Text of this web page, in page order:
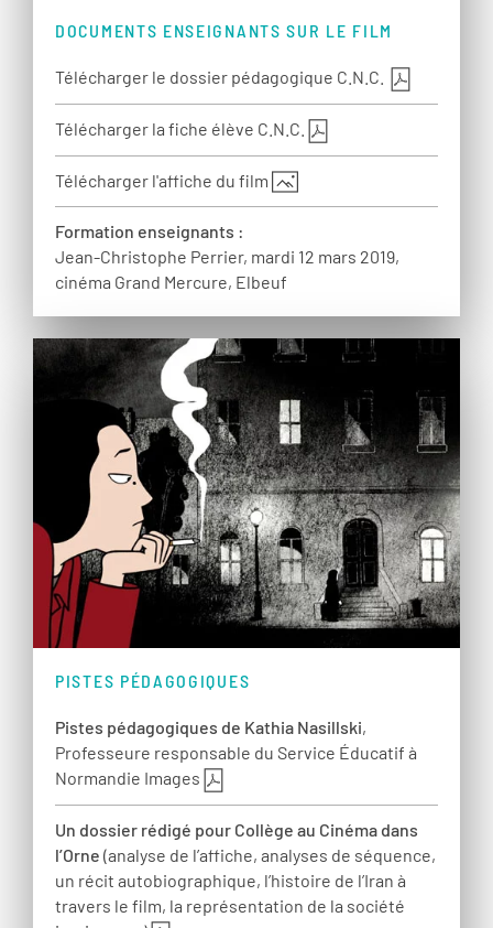
DOCUMENTS ENSEIGNANTS SUR LE FILM
Télécharger le dossier pédagogique C.N.C.
Télécharger la fiche élève C.N.C.
Télécharger l'affiche du film
Formation enseignants :
Jean-Christophe Perrier, mardi 12 mars 2019,
cinéma Grand Mercure, Elbeuf
PISTES PÉDAGOGIQUES
Pistes pédagogiques de Kathia Nasillski,
Professeure responsable du Service Éducatif à
Normandie Images
Un dossier rédigé pour Collège au Cinéma dans
l’Orne (analyse de l’affiche, analyses de séquence,
un récit autobiographique, l’histoire de l’Iran à
travers le film, la représentation de la société